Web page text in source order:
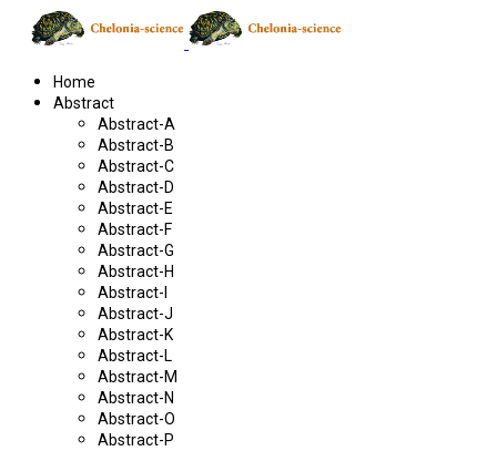
Home
Abstract
Abstract-A
Abstract-B
Abstract-C
Abstract-D
Abstract-E
Abstract-F
Abstract-G
Abstract-H
Abstract-I
Abstract-J
Abstract-K
Abstract-L
Abstract-M
Abstract-N
Abstract-O
Abstract-P